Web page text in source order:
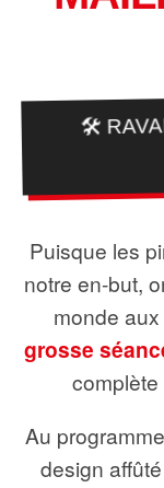
🛠️
Puisque les
notre en-but,
monde
grosse
Au
design